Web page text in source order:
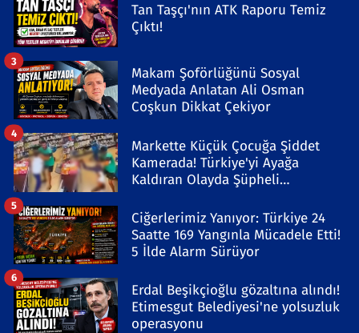
Tan Taşçı'nın ATK Raporu Temiz
Çıktı!
Makam Şoförlüğünü Sosyal
Medyada Anlatan Ali Osman
Coşkun Dikkat Çekiyor
3
Markette Küçük Çocuğa Şiddet
Kamerada! Türkiye'yi Ayağa
Kaldıran Olayda Şüpheli
4
Ciğerlerimiz Yanıyor: Türkiye 24
Saatte 169 Yangınla Mücadele Etti!
5 İlde Alarm Sürüyor
5
Erdal Beşikçioğlu gözaltına alındı!
Etimesgut Belediyesi'ne yolsuzluk
operasyonu
6